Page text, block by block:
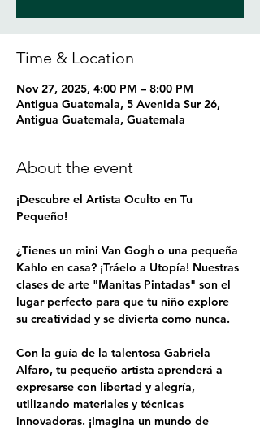
Time & Location
Nov 27, 2025, 4:00 PM – 8:00 PM
Antigua Guatemala, 5 Avenida Sur 26,
Antigua Guatemala, Guatemala
About the event
¡Descubre el Artista Oculto en Tu
Pequeño!
¿Tienes un mini Van Gogh o una pequeña
Kahlo en casa? ¡Tráelo a Utopía! Nuestras
clases de arte "Manitas Pintadas" son el
lugar perfecto para que tu niño explore
su creatividad y se divierta como nunca.
Con la guía de la talentosa Gabriela
Alfaro, tu pequeño artista aprenderá a
expresarse con libertad y alegría,
utilizando materiales y técnicas
innovadoras. ¡Imagina un mundo de